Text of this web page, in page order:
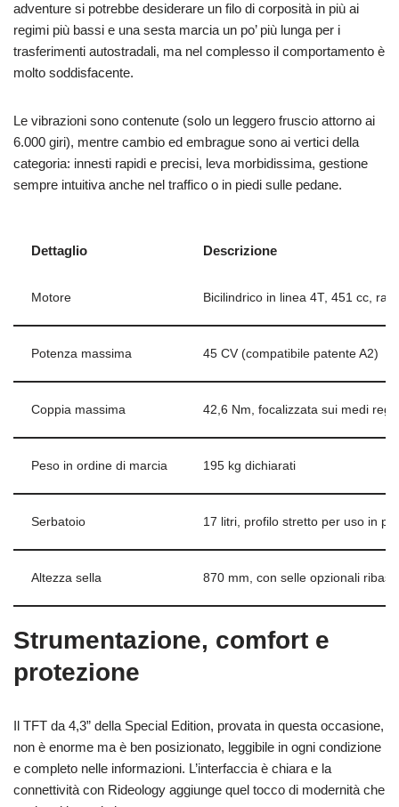
adventure si potrebbe desiderare un filo di corposità in più ai
regimi più bassi e una sesta marcia un po’ più lunga per i
trasferimenti autostradali, ma nel complesso il comportamento è
molto soddisfacente.
Le vibrazioni sono contenute (solo un leggero fruscio attorno ai
6.000 giri), mentre cambio ed embrague sono ai vertici della
categoria: innesti rapidi e precisi, leva morbidissima, gestione
sempre intuitiva anche nel traffico o in piedi sulle pedane.
Dettaglio Descrizione
Motore Bicilindrico in linea 4T, 451 cc,
Potenza massima 45 CV (compatibile patente A2)
Coppia massima 42,6 Nm, focalizzata sui medi
Peso in ordine di marcia 195 kg dichiarati
Serbatoio 17 litri, profilo stretto per uso in
Altezza sella 870 mm, con selle opzionali
Strumentazione, comfort e
protezione
Il TFT da 4,3” della Special Edition, provata in questa occasione,
non è enorme ma è ben posizionato, leggibile in ogni condizione
e completo nelle informazioni. L’interfaccia è chiara e la
connettività con Rideology aggiunge quel tocco di modernità che